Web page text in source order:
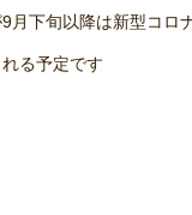
月下旬以降は新型コロ
る予定です